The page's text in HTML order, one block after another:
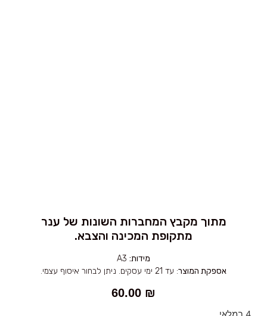
מתוך מקבץ המחברות השונות של ענר
מתקופת המכינה והצבא.
מידות:
אספקת המוצר: עד 21 ימי עסקים. ניתן לבחור איסוף עצמי.
60.00 ₪